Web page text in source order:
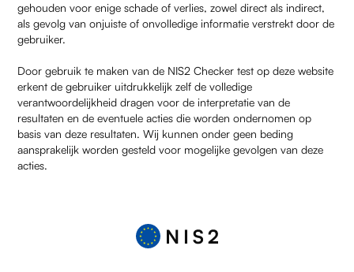
gehouden voor enige schade of verlies, zowel direct als indirect,
als gevolg van onjuiste of onvolledige informatie verstrekt door de
gebruiker.
Door gebruik te maken van de NIS2 Checker test op deze website
erkent de gebruiker uitdrukkelijk zelf de volledige
verantwoordelijkheid dragen voor de interpretatie van de
resultaten en de eventuele acties die worden ondernomen op
basis van deze resultaten. Wij kunnen onder geen beding
aansprakelijk worden gesteld voor mogelijke gevolgen van deze
acties.